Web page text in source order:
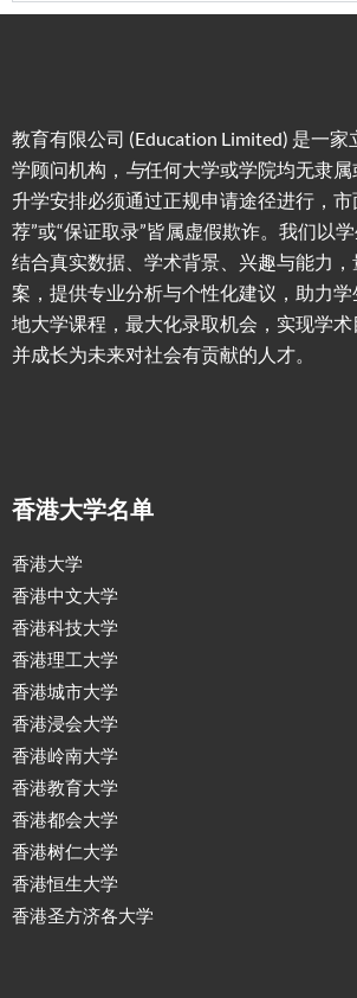
教育有限公司 (Education Limited) 是一
学顾问机构， 与任何大学或学院均无隶
升学安排必须通过正规申请途径进行，市
荐”或“保证取录”皆属虚假欺诈。我们以学
结合真实数据、学术背景、兴趣与能力
案，提供专业分析与个性化建议，助力
地大学课程，最大化录取机会，实现学术
并成长为未来对社会有贡献的人才。
香港大学名单
香港大学
香港中文大学
香港科技大学
香港理工大学
香港城市大学
香港浸会大学
香港岭南大学
香港教育大学
香港都会大学
香港树仁大学
香港恒生大学
香港圣方济各大学